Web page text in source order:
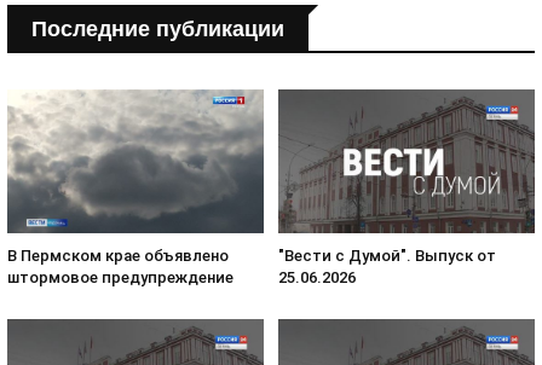
Последние публикации
В Пермском крае объявлено
штормовое предупреждение
"Вести с Думой". Выпуск от
25.06.2026